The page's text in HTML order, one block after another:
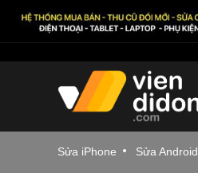
Sửa iPhone Sửa Android